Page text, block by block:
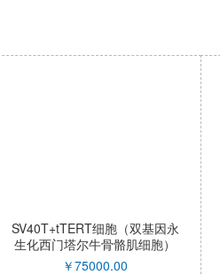
SV40T+tTERT细胞（双基因永
生化西门塔尔牛骨骼肌细胞）
XY-C039-QI
￥75000.00